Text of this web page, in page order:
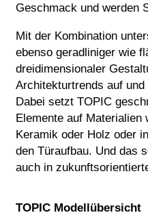
Geschmack und werden
Mit der Kombination
ebenso geradliniger wie
dreidimensionaler
Architekturtrends auf
Dabei setzt TOPIC
Elemente auf Materialien
Keramik oder Holz oder
den Türaufbau. Und das
auch in
TOPIC Modellübersicht